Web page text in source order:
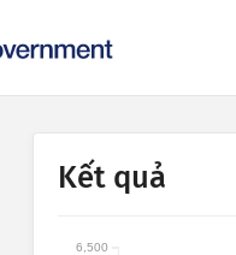
Kết quả
6,500